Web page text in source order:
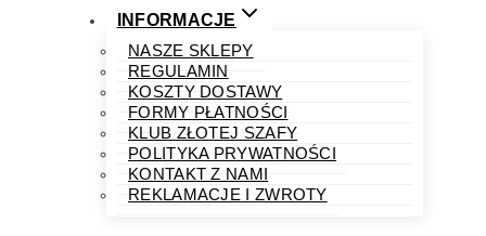
INFORMACJE
NASZE SKLEPY
REGULAMIN
KOSZTY DOSTAWY
FORMY PŁATNOŚCI
KLUB ZŁOTEJ SZAFY
POLITYKA PRYWATNOŚCI
KONTAKT Z NAMI
REKLAMACJE I ZWROTY